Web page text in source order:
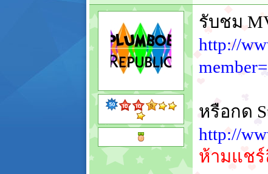
รับชม
http://
หรือกด
http://
ห้ามแชร์